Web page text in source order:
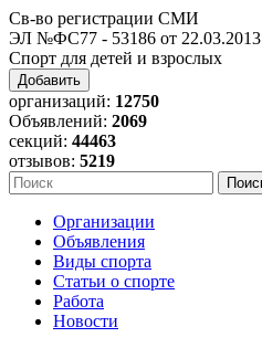
Св-во регистрации СМИ
ЭЛ №ФС77 - 53186 от 22.03.2013
Спорт для детей и взрослых
Добавить
организаций: 12750
Объявлений: 2069
секций: 44463
отзывов: 5219
Организации
Объявления
Виды спорта
Статьи о спорте
Работа
Новости